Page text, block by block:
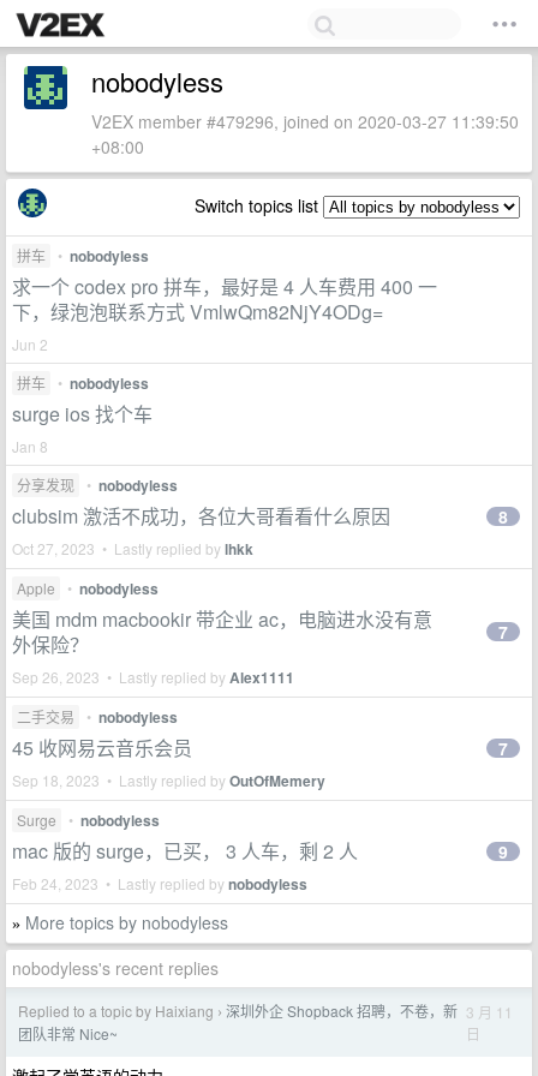
nobodyless
V2EX member #479296, joined on 2020-03-27 11:39:50
+08:00
Switch topics list
拼车 • nobodyless
求一个 codex pro 拼车，最好是 4 人车费用 400 一
下，绿泡泡联系方式 VmlwQm82NjY4ODg=
Jun 2
拼车
• nobodyless
surge ios 找个车
Jan 8
分享发现
• nobodyless
clubsim 激活不成功，各位大哥看看什么原因
Oct 27, 2023 • Lastly replied bylhkk
8
Apple • nobodyless
美国 mdm macbookir 带企业 ac，电脑进水没有意
外保险？
Sep 26, 2023 • Lastly replied byAlex1111
7
二手交易 • nobodyless
45 收网易云音乐会员
Sep 18, 2023 • Lastly replied byOutOfMemery
7
Surge • nobodyless
mac 版的 surge，已买， 3 人车，剩 2 人
Feb 24, 2023 • Lastly replied bynobodyless
9
» More topics by nobodyless
nobodyless's recent replies
Replied to a topic by Haixiang › 深圳外企 Shopback 招聘，不卷，新
团队非常 Nice~
3 月 11
日